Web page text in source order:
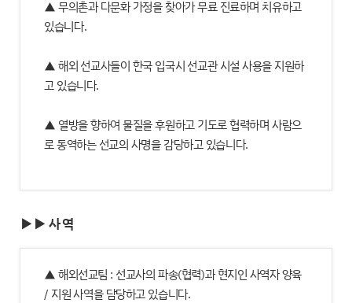
▲ 무의촌과 다문화 가정을 찾아가 무료 진료하며 치유하고
있습니다.
▲ 해외 선교사들이 한국 입국시 선교관 시설 사용을 지원하
고 있습니다.
▲ 열방을 향하여 물질을 후원하고 기도로 협력하며 사람으
로 동역하는 선교의 사명을 감당하고 있습니다.
▶▶ 사 역
▲ 해외선교팀 : 선교사의 파송(협력)과 현지인 사역자 양육
/ 지원 사역을 담당하고 있습니다.